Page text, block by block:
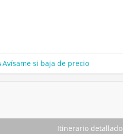
Avísame si baja de precio
Itinerario detallado